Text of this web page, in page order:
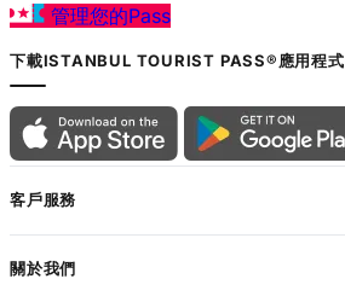
管理您的Pass
下載ISTANBUL TOURIST PASS®應用程式
客戶服務
關於我們